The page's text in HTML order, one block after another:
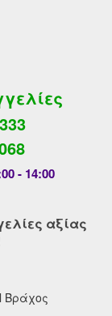
- 14:00
αξίας
Βράχος